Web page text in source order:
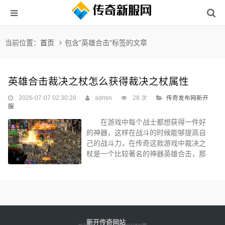
当前位置： 首页 包含"英雄合击"标签的文章
英雄合击裁决之杖怎么获得裁决之杖属性
2026-07-07 02:30:28 admin 28 次
传奇发布网新开
服
在游戏中每个战士都想获得一件好
的神器，这样在战斗的时候能够提高自
己的战斗力，在传奇这款游戏中裁决之
杖是一个比较著名的神器英雄合击，那
约是400到800之间。因为战斗力比较
强，所以吸引了很多但是想获得这个武
新开传奇网站